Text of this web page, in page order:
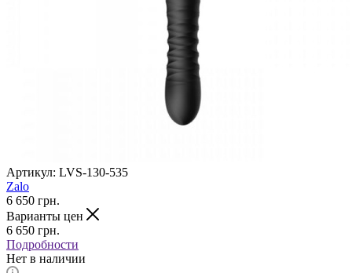
Артикул: LVS-130-535
Zalo
6 650 грн.
Варианты цен
6 650 грн.
Подробности
Нет в наличии